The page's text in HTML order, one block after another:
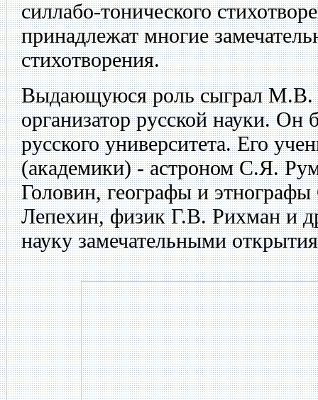
силлабо-тонического
принадлежат многие
стихотворения.
Выдающуюся роль сыграл М.В.
организатор русской науки. Он
русского университета. Его
(академики) - астроном С.Я.
Головин, географы и
Лепехин, физик Г.В. Рихман и
науку замечательными